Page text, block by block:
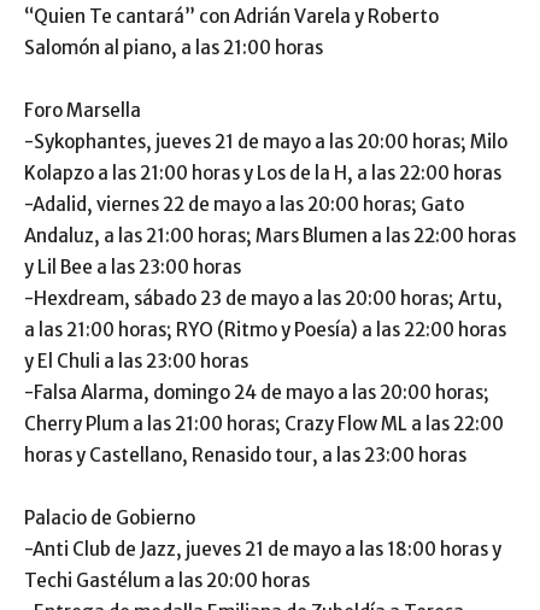
“Quien Te cantará” con Adrián Varela y Roberto
Salomón al piano, a las 21:00 horas
Foro Marsella
-Sykophantes, jueves 21 de mayo a las 20:00 horas; Milo
Kolapzo a las 21:00 horas y Los de la H, a las 22:00 horas
-Adalid, viernes 22 de mayo a las 20:00 horas; Gato
Andaluz, a las 21:00 horas; Mars Blumen a las 22:00 horas
y Lil Bee a las 23:00 horas
-Hexdream, sábado 23 de mayo a las 20:00 horas; Artu,
a las 21:00 horas; RYO (Ritmo y Poesía) a las 22:00 horas
y El Chuli a las 23:00 horas
-Falsa Alarma, domingo 24 de mayo a las 20:00 horas;
Cherry Plum a las 21:00 horas; Crazy Flow ML a las 22:00
horas y Castellano, Renasido tour, a las 23:00 horas
Palacio de Gobierno
-Anti Club de Jazz, jueves 21 de mayo a las 18:00 horas y
Techi Gastélum a las 20:00 horas